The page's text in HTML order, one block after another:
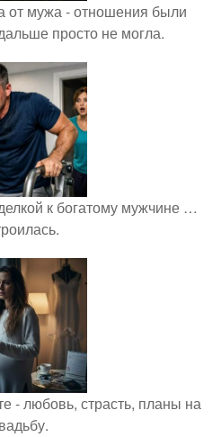
от мужа - отношения были
просто не могла.
к богатому мужчине …
- любовь, страсть, планы на